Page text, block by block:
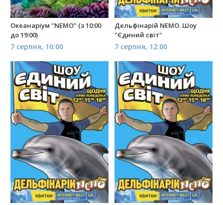
Океанаріум "NEMO" (з 10:00
до 19:00)
7 серпня, 10:00
Дельфінарій NEMO. Шоу
"Єдиний світ"
7 серпня, 12:00